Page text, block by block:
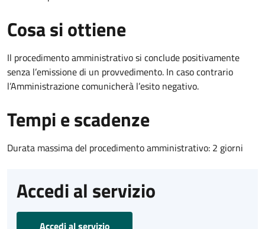
Cosa si ottiene
Il procedimento amministrativo si conclude positivamente
senza l’emissione di un provvedimento. In caso contrario
l’Amministrazione comunicherà l’esito negativo.
Tempi e scadenze
Durata massima del procedimento amministrativo: 2 giorni
Accedi al servizio
Accedi al servizio